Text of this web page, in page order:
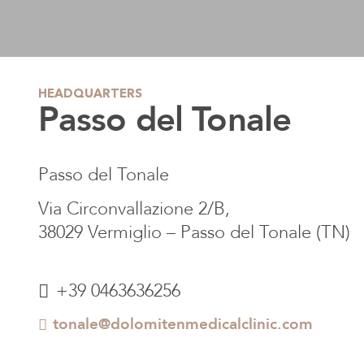
HEADQUARTERS
Passo del Tonale
Passo del Tonale
Via Circonvallazione 2/B,
38029 Vermiglio – Passo del Tonale (TN)
+39 0463636256
tonale@dolomitenmedicalclinic.com